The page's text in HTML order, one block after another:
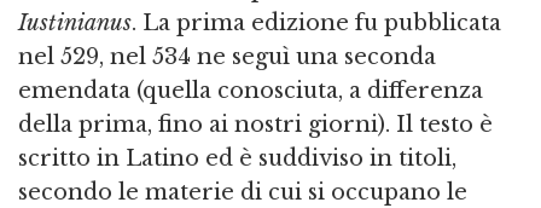
Iustinianus. La prima edizione fu pubblicata
nel 529, nel 534 ne seguì una seconda
emendata (quella conosciuta, a differenza
della prima, fino ai nostri giorni). Il testo è
scritto in Latino ed è suddiviso in titoli,
secondo le materie di cui si occupano le